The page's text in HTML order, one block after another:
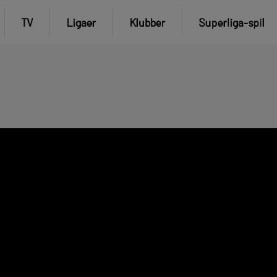
TV Ligaer Klubber Superliga-spil